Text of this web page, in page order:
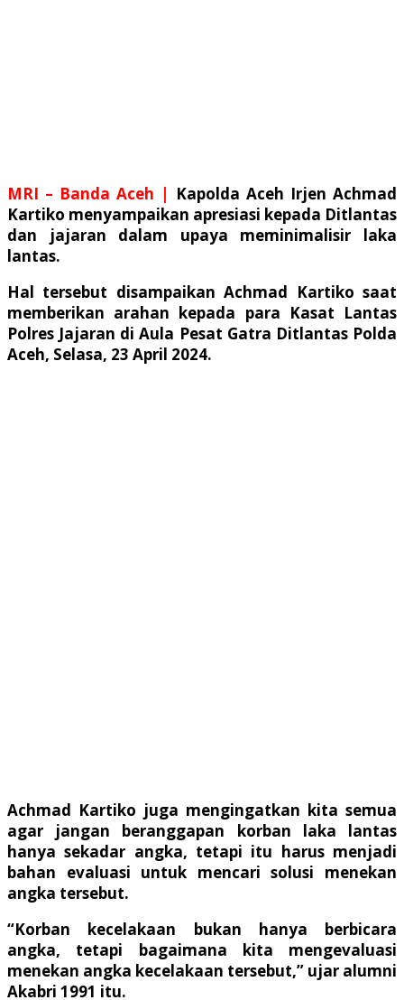
MRI – Banda Aceh | Kapolda Aceh Irjen Achmad
Kartiko menyampaikan apresiasi kepada Ditlantas
dan jajaran dalam upaya meminimalisir laka
lantas.
Hal tersebut disampaikan Achmad Kartiko saat
memberikan arahan kepada para Kasat Lantas
Polres Jajaran di Aula Pesat Gatra Ditlantas Polda
Aceh, Selasa, 23 April 2024.
Achmad Kartiko juga mengingatkan kita semua
agar jangan beranggapan korban laka lantas
hanya sekadar angka, tetapi itu harus menjadi
bahan evaluasi untuk mencari solusi menekan
angka tersebut.
“Korban kecelakaan bukan hanya berbicara
angka, tetapi bagaimana kita mengevaluasi
menekan angka kecelakaan tersebut,” ujar alumni
Akabri 1991 itu.